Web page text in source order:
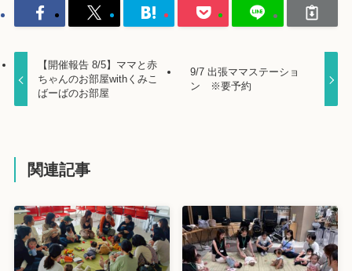
【開催報告 8/5】ママと赤
ちゃんのお部屋withくみこ
ばーばのお部屋
9/7 出張ママステーショ
ン ※要予約
関連記事